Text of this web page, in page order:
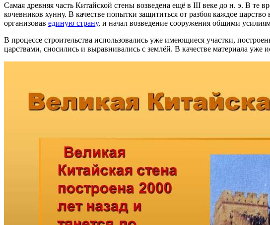
Самая древняя часть Китайской стены возведена ещё в III веке до н. э. В те
кочевников хунну. В качестве попытки защититься от разбоя каждое
организовав единую страну, и начал возведение сооружения общими
В процессе строительства использовались уже имеющиеся участки,
царствами, сносились и выравнивались с землёй. В качестве материала уже